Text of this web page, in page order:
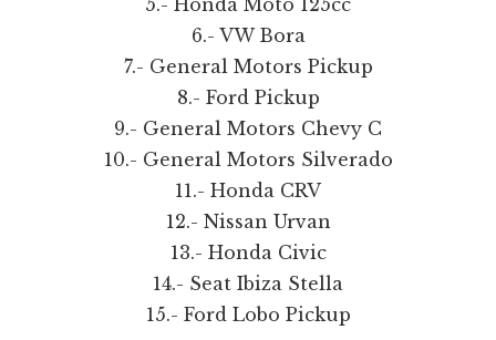
6.- VW Bora
7.- General Motors Pickup
8.- Ford Pickup
9.- General Motors Chevy C
10.- General Motors Silverado
11.- Honda CRV
12.- Nissan Urvan
13.- Honda Civic
14.- Seat Ibiza Stella
15.- Ford Lobo Pickup